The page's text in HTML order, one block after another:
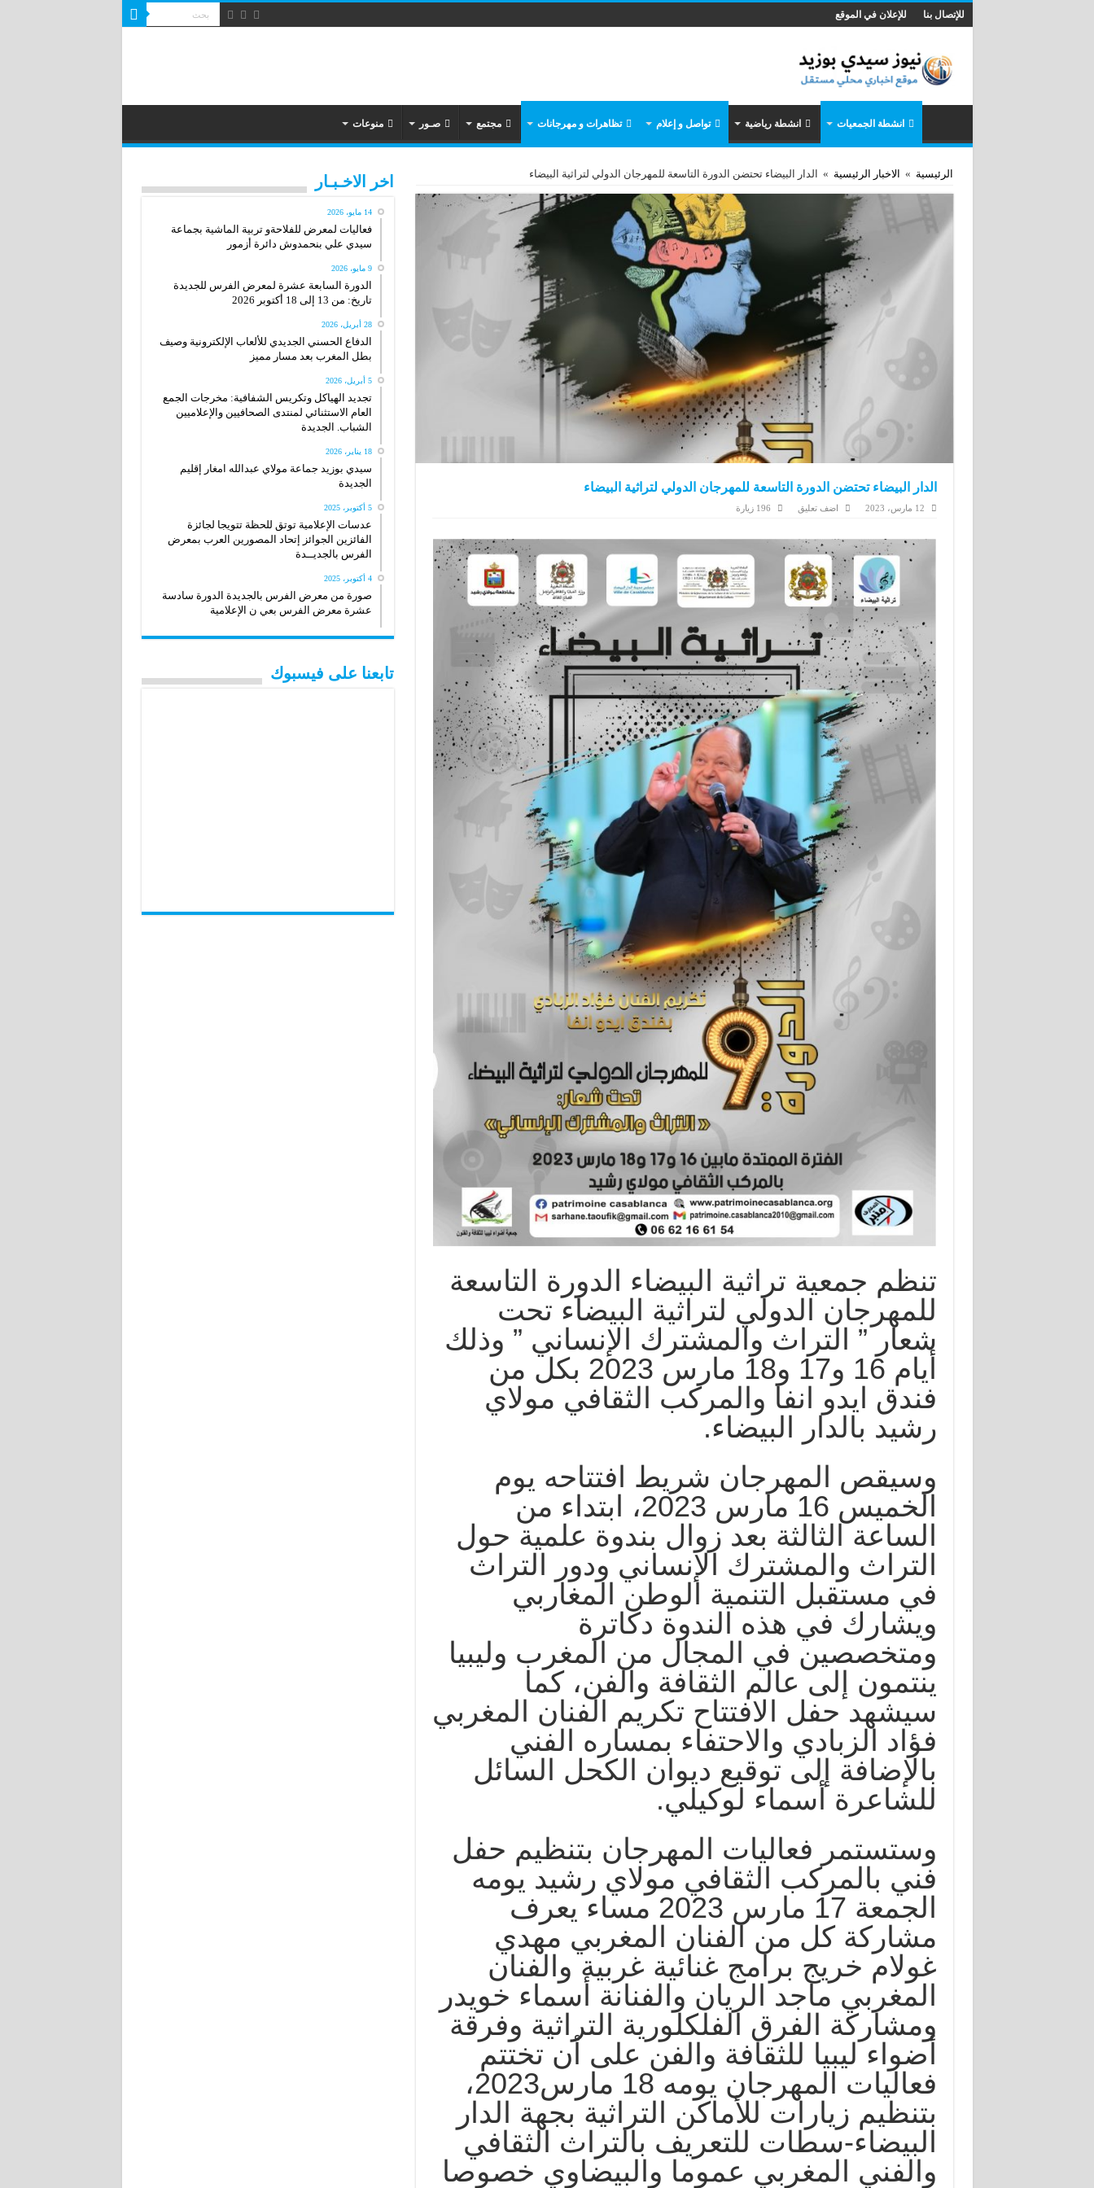
للإتصال بنا للإعلان في الموقع
انشطة الجمعيات انشطة رياضية تواصل و إعلام تظاهرات و مهرجانات مجتمع صـور منوعات
الرئيسية » الاخبار الرئيسية » الدار البيضاء تحتضن الدورة التاسعة للمهرجان الدولي لتراثية البيضاء
الدار البيضاء تحتضن الدورة التاسعة للمهرجان الدولي لتراثية البيضاء
12 مارس، 2023 اضف تعليق 196 زيارة
تنظم جمعية تراثية البيضاء الدورة التاسعة
للمهرجان الدولي لتراثية البيضاء تحت
شعار ” التراث والمشترك الإنساني ” وذلك
أيام 16 و17 و18 مارس 2023 بكل من
فندق ايدو انفا والمركب الثقافي مولاي
رشيد بالدار البيضاء.
وسيقص المهرجان شريط افتتاحه يوم
الخميس 16 مارس 2023، ابتداء من
الساعة الثالثة بعد زوال بندوة علمية حول
التراث والمشترك الإنساني ودور التراث
في مستقبل التنمية الوطن المغاربي
ويشارك في هذه الندوة دكاترة
ومتخصصين في المجال من المغرب وليبيا
ينتمون إلى عالم الثقافة والفن، كما
سيشهد حفل الافتتاح تكريم الفنان المغربي
فؤاد الزبادي والاحتفاء بمساره الفني
بالإضافة إلى توقيع ديوان الكحل السائل
للشاعرة أسماء لوكيلي.
وستستمر فعاليات المهرجان بتنظيم حفل
فني بالمركب الثقافي مولاي رشيد يومه
الجمعة 17 مارس 2023 مساء يعرف
مشاركة كل من الفنان المغربي مهدي
غولام خريج برامج غنائية غربية والفنان
المغربي ماجد الريان والفنانة أسماء خويدر
ومشاركة الفرق الفلكلورية التراثية وفرقة
أضواء ليبيا للثقافة والفن على أن تختتم
فعاليات المهرجان يومه 18 مارس2023،
بتنظيم زيارات للأماكن التراثية بجهة الدار
البيضاء-سطات للتعريف بالتراث الثقافي
والفني المغربي عموما والبيضاوي خصوصا
اخر الاخـبـار
14 مايو، 2026
فعاليات لمعرض للفلاحةو تربية الماشية بجماعة
سيدي علي بنحمدوش دائرة أزمور
9 مايو، 2026
الدورة السابعة عشرة لمعرض الفرس للجديدة
تاريخ: من 13 إلى 18 أكتوبر 2026
28 أبريل، 2026
الدفاع الحسني الجديدي للألعاب الإلكترونية وصيف
بطل المغرب بعد مسار مميز
5 أبريل، 2026
تجديد الهياكل وتكريس الشفافية: مخرجات الجمع
العام الاستثنائي لمنتدى الصحافيين والإعلاميين
الشباب. الجديدة
18 يناير، 2026
سيدي بوزيد جماعة مولاي عبدالله امغار إقليم
الجديدة
5 أكتوبر، 2025
عدسات الإعلامية توتق للحظة تتويجا لجائزة
الفائزين الجوائز إتحاد المصورين العرب بمعرض
الفرس بالجديــدة
4 أكتوبر، 2025
صورة من معرض الفرس بالجديدة الدورة سادسة
عشرة معرض الفرس بعي ن الإعلامية
تابعنا على فيسبوك